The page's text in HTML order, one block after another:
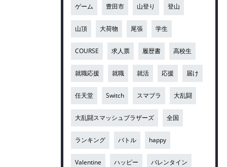
ゲーム 豊田市 山登り 登山
山頂 大荷物 尾張 学生
COURSE 求人票 履歴書 高校生
就職応援 就職 就活 応援 届け
任天堂 Switch スマブラ 大乱闘
大乱闘スマッシュブラザーズ 全国
ランキング バトル happy
Valentine ハッピー バレンタイン